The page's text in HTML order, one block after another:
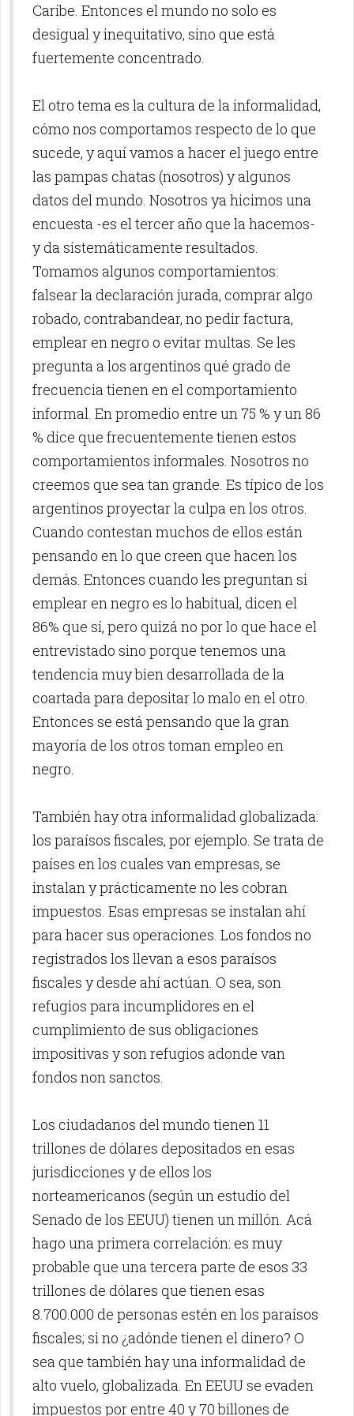
Caribe. Entonces el mundo no solo es
desigual y inequitativo, sino que está
fuertemente concentrado.
El otro tema es la cultura de la informalidad,
cómo nos comportamos respecto de lo que
sucede, y aquí vamos a hacer el juego entre
las pampas chatas (nosotros) y algunos
datos del mundo. Nosotros ya hicimos una
encuesta -es el tercer año que la hacemos-
y da sistemáticamente resultados.
Tomamos algunos comportamientos:
falsear la declaración jurada, comprar algo
robado, contrabandear, no pedir factura,
emplear en negro o evitar multas. Se les
pregunta a los argentinos qué grado de
frecuencia tienen en el comportamiento
informal. En promedio entre un 75 % y un 86
% dice que frecuentemente tienen estos
comportamientos informales. Nosotros no
creemos que sea tan grande. Es típico de los
argentinos proyectar la culpa en los otros.
Cuando contestan muchos de ellos están
pensando en lo que creen que hacen los
demás. Entonces cuando les preguntan si
emplear en negro es lo habitual, dicen el
86% que sí, pero quizá no por lo que hace el
entrevistado sino porque tenemos una
tendencia muy bien desarrollada de la
coartada para depositar lo malo en el otro.
Entonces se está pensando que la gran
mayoría de los otros toman empleo en
negro.
También hay otra informalidad globalizada:
los paraísos fiscales, por ejemplo. Se trata de
países en los cuales van empresas, se
instalan y prácticamente no les cobran
impuestos. Esas empresas se instalan ahí
para hacer sus operaciones. Los fondos no
registrados los llevan a esos paraísos
fiscales y desde ahí actúan. O sea, son
refugios para incumplidores en el
cumplimiento de sus obligaciones
impositivas y son refugios adonde van
fondos non sanctos.
Los ciudadanos del mundo tienen 11
trillones de dólares depositados en esas
jurisdicciones y de ellos los
norteamericanos (según un estudio del
Senado de los EEUU) tienen un millón. Acá
hago una primera correlación: es muy
probable que una tercera parte de esos 33
trillones de dólares que tienen esas
8.700.000 de personas estén en los paraísos
fiscales; si no ¿adónde tienen el dinero? O
sea que también hay una informalidad de
alto vuelo, globalizada. En EEUU se evaden
impuestos por entre 40 y 70 billones de